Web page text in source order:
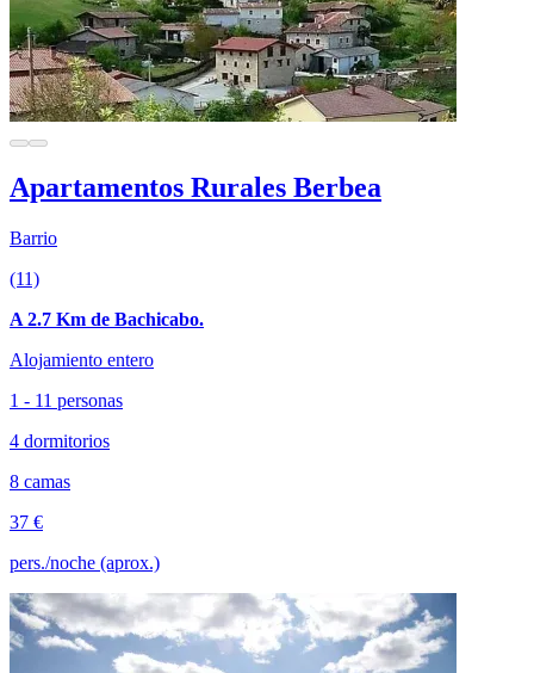
Apartamentos Rurales Berbea
Barrio
(11)
A 2.7 Km de Bachicabo.
Alojamiento entero
1 - 11 personas
4 dormitorios
8 camas
37 €
pers./noche (aprox.)